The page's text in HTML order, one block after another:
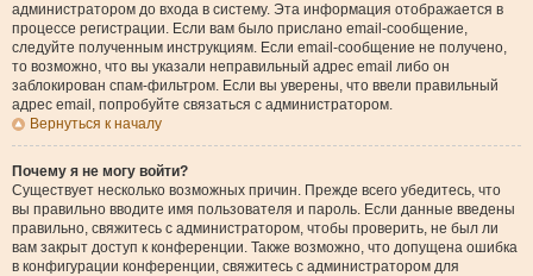
администратором до входа в систему. Эта информация отображается в
процессе регистрации. Если вам было прислано email-сообщение,
следуйте полученным инструкциям. Если email-сообщение не получено,
то возможно, что вы указали неправильный адрес email либо он
заблокирован спам-фильтром. Если вы уверены, что ввели правильный
адрес email, попробуйте связаться с администратором.
Вернуться к началу
Почему я не могу войти?
Существует несколько возможных причин. Прежде всего убедитесь, что
вы правильно вводите имя пользователя и пароль. Если данные введены
правильно, свяжитесь с администратором, чтобы проверить, не был ли
вам закрыт доступ к конференции. Также возможно, что допущена ошибка
в конфигурации конференции, свяжитесь с администратором для